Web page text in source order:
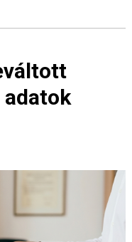
adatok